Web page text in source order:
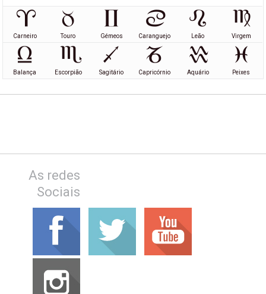
Carneiro Touro Gémeos Caranguejo Leão Virgem
Balança Escorpião Sagitário Capricórnio Aquário Peixes
As redes
Sociais